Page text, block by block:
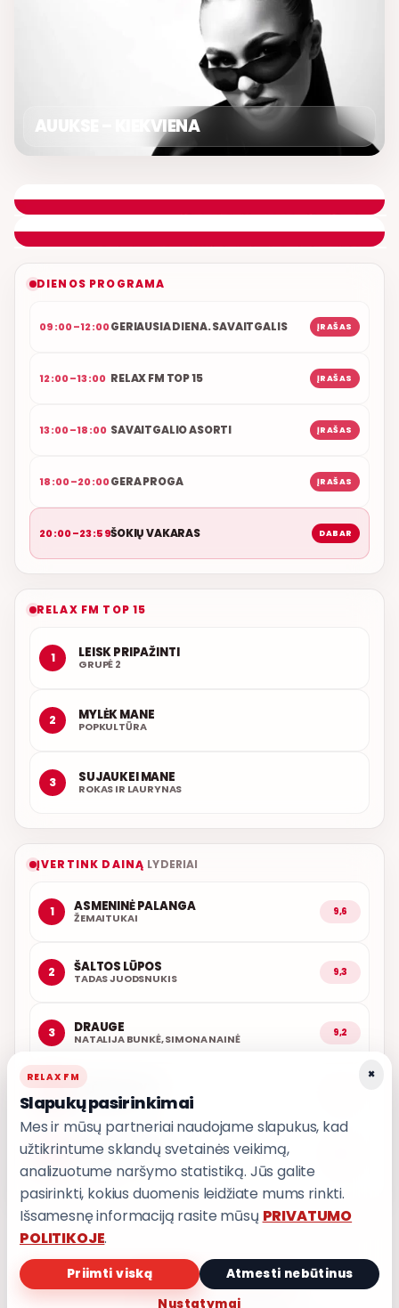
AUUKSE – KIEKVIENA
DIENOS PROGRAMA
09:00–12:00GERIAUSIA DIENA. SAVAITGALIS ĮRAŠAS
12:00–13:00 RELAX FM TOP 15 ĮRAŠAS
13:00–18:00 SAVAITGALIO ASORTI ĮRAŠAS
18:00–20:00GERA PROGA ĮRAŠAS
20:00–23:59ŠOKIŲ VAKARAS DABAR
RELAX FM TOP 15
1 LEISK PRIPAŽINTI
GRUPĖ 2
2 MYLĖK MANE
POPKULTŪRA
3 SUJAUKEI MANE
ROKAS IR LAURYNAS
ĮVERTINK DAINĄ LYDERIAI
1 ASMENINĖ PALANGA
ŽEMAITUKAI 9,6
2 ŠALTOS LŪPOS
TADAS JUODSNUKIS 9,3
3 DRAUGE
NATALIJA BUNKĖ, SIMONA NAINĖ 9,2
POPKULTŪRA
5 AŠ ATVAŽIUOJU
PRIVATUMO POLITIKA
Privatumo nustatymai
×
RELAX FM
Slapukų pasirinkimai
Mes ir mūsų partneriai naudojame slapukus, kad
užtikrintume sklandų svetainės veikimą,
analizuotume naršymo statistiką. Jūs galite
pasirinkti, kokius duomenis leidžiate mums rinkti.
Išsamesnę informaciją rasite mūsų PRIVATUMO
POLITIKOJE.
Priimti viską
Atmesti nebūtinus
Nustatymai